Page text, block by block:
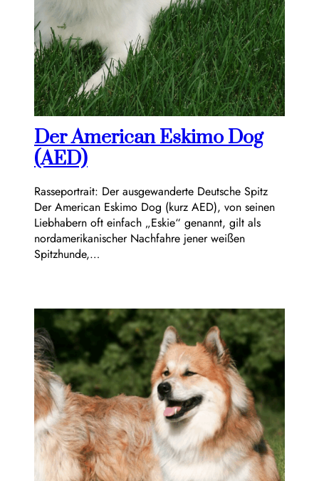
Der American Eskimo Dog
(AED)
Rasseportrait: Der ausgewanderte Deutsche Spitz
Der American Eskimo Dog (kurz AED), von seinen
Liebhabern oft einfach „Eskie“ genannt, gilt als
nordamerikanischer Nachfahre jener weißen
Spitzhunde,…